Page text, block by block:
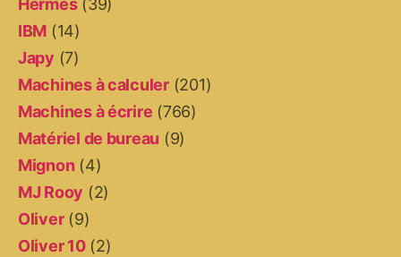
IBM (14)
Japy (7)
Machines à calculer(201)
Machines à écrire (766)
Matériel de bureau (9)
Mignon (4)
MJ Rooy (2)
Oliver(9)
Oliver 10(2)